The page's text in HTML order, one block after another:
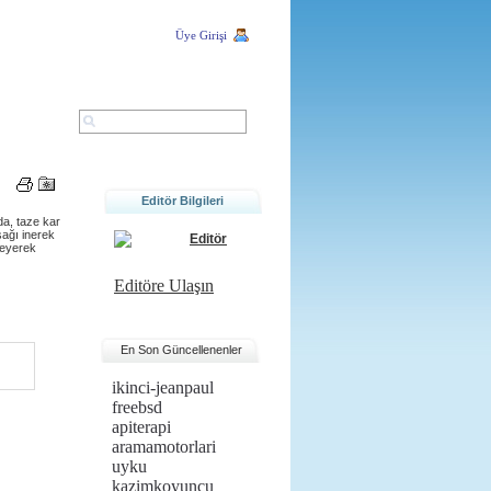
Üye Girişi
taze kar
inerek
Editör Bilgileri
Editör
Editöre Ulaşın
En Son Güncellenenler
ikinci-jeanpaul
freebsd
apiterapi
aramamotorlari
uyku
kazimkoyuncu